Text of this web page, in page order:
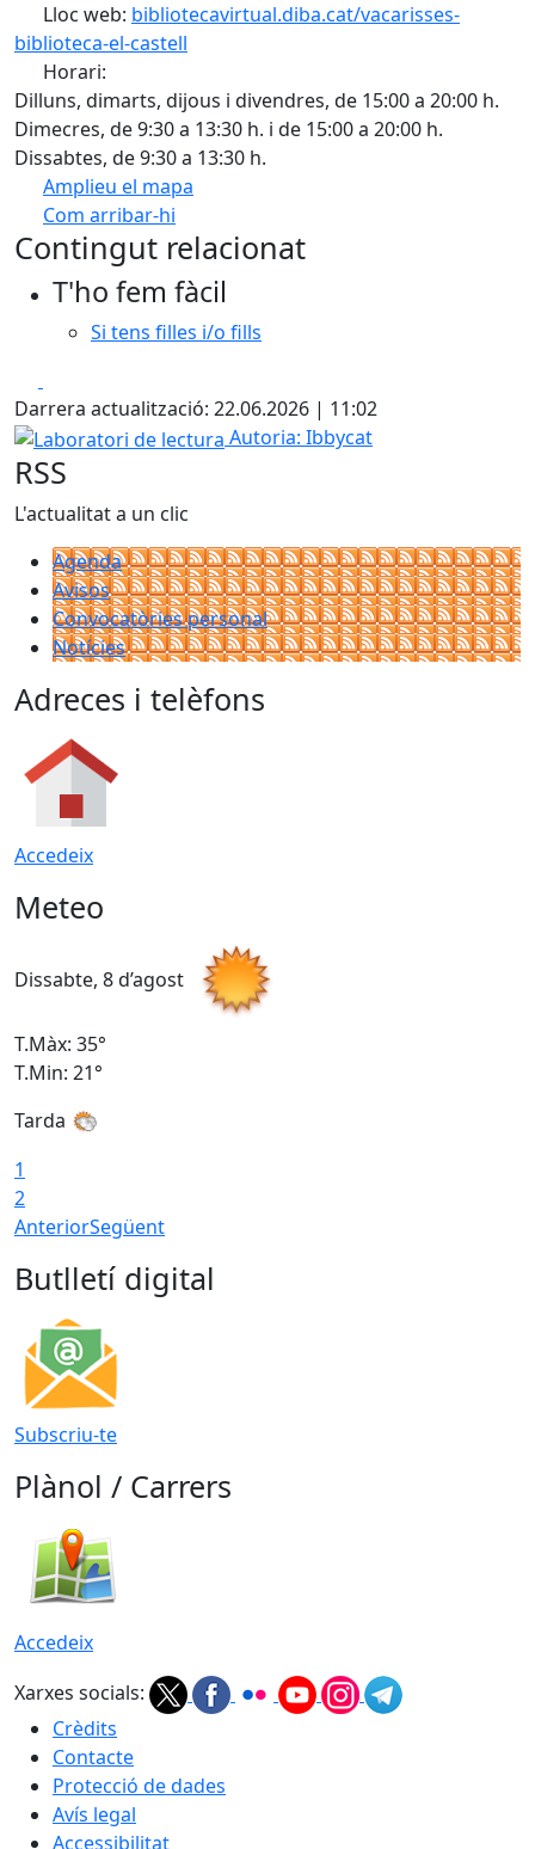
Lloc web: bibliotecavirtual.diba.cat/vacarisses-
biblioteca-el-castell
Horari:
Dilluns, dimarts, dijous i divendres, de 15:00 a 20:00 h.
Dimecres, de 9:30 a 13:30 h. i de 15:00 a 20:00 h.
Dissabtes, de 9:30 a 13:30 h.
Amplieu el mapa
Com arribar-hi
+
Contingut relacionat
T'ho fem fàcil
Si tens filles i/o fills
Darrera actualització: 22.06.2026 | 11:02
Laboratori de lectura
Autoria: Ibbycat
RSS
L'actualitat a un clic
Agenda
Avisos
Convocatòries personal
Notícies
Adreces i telèfons
Accedeix
Meteo
Dissabte, 8 d’agost
T.Màx: 35°
T.Min: 21°
Tarda
1
2
AnteriorSegüent
Butlletí digital
Subscriu-te
Plànol / Carrers
Accedeix
Xarxes socials:
Crèdits
Contacte
Protecció de dades
Avís legal
Accessibilitat